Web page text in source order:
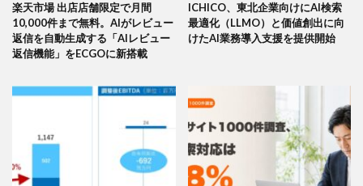
楽天市場 出店店舗限定で月間
10,000件まで無料。AIがレビュー
返信を自動生成する「AIレビュー
返信機能」をECGOに新搭載
ICHICO、東北企業向けにAI検索
最適化（LLMO）と価値創出に向
けたAI業務導入支援を提供開始